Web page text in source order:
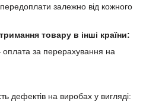
залежно від кожного
товару в інші країни:
за перерахування на
дефектів на виробах у вигляді: